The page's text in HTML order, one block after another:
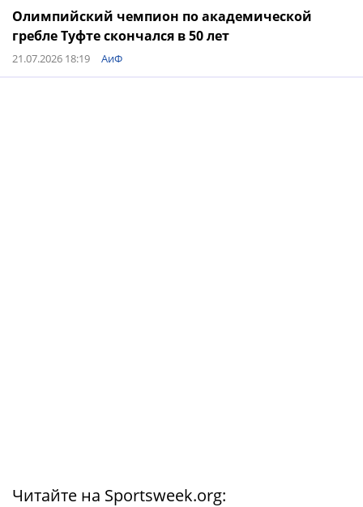
Олимпийский чемпион по академической
гребле Туфте скончался в 50 лет
21.07.2026 18:19 АиФ
Читайте на Sportsweek.org: